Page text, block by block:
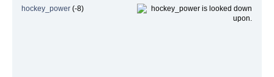
hockey_power(-8)